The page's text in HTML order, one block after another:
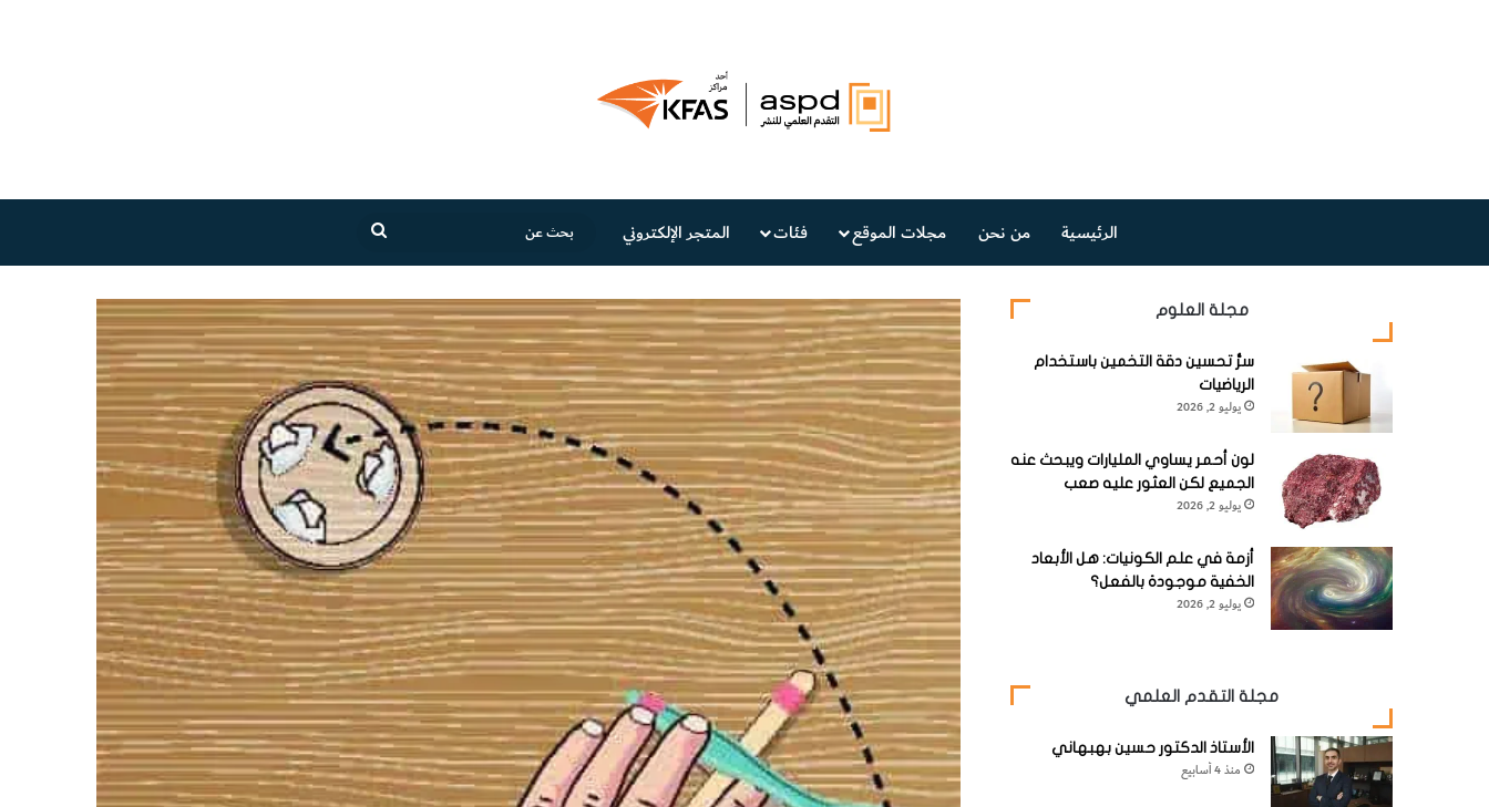
الرئيسية من نحن مجلات الموقع فئات المتجر الإلكتروني
عن
مجلة العلوم
سرُّ تحسين دقة التخمين باستخدام
الرياضيات
يوليو 2, 2026
لون أحمر يساوي المليارات ويبحث عنه
الجميع لكن العثور عليه صعب
يوليو 2, 2026
أزمة في علم الكونيات: هل الأبعاد
الخفية موجودة بالفعل؟
يوليو 2, 2026
مجلة التقدم العلمي
الأستاذ الدكتور حسين بهبهاني
منذ 4 أسابيع